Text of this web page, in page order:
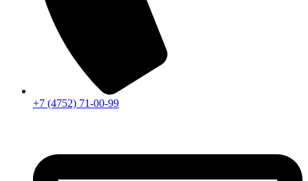
+7 (4752) 71-00-99